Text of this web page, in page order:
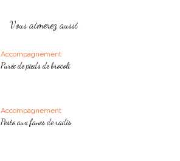
Vous aimerez aussi
Accompagnement
Purée de pieds de brocoli
Accompagnement
Pesto aux fanes de radis